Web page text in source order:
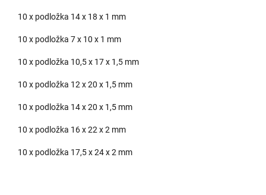
10 x podložka 14 x 18 x 1 mm
10 x podložka 7 x 10 x 1 mm
10 x podložka 10,5 x 17 x 1,5 mm
10 x podložka 12 x 20 x 1,5 mm
10 x podložka 14 x 20 x 1,5 mm
10 x podložka 16 x 22 x 2 mm
10 x podložka 17,5 x 24 x 2 mm